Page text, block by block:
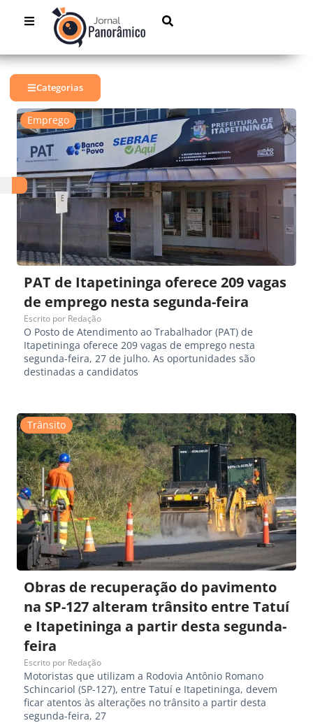
Categorias
Emprego
PAT de Itapetininga oferece 209 vagas
de emprego nesta segunda-feira
Escrito por Redação
O Posto de Atendimento ao Trabalhador (PAT) de
Itapetininga oferece 209 vagas de emprego nesta
segunda-feira, 27 de julho. As oportunidades são
destinadas a candidatos
Trânsito
Obras de recuperação do pavimento
na SP-127 alteram trânsito entre Tatuí
e Itapetininga a partir desta segunda-
feira
Escrito por Redação
Motoristas que utilizam a Rodovia Antônio Romano
Schincariol (SP-127), entre Tatuí e Itapetininga, devem
ficar atentos às alterações no trânsito a partir desta
segunda-feira, 27